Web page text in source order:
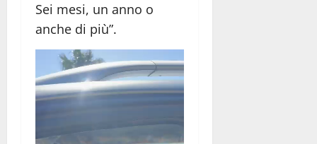
Sei mesi, un anno o
anche di più”.
Video
Player